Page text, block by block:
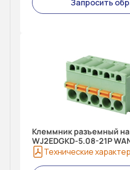
Запросить
Клеммник разъемный
WJ2EDGKD-5.08-21P
Технические